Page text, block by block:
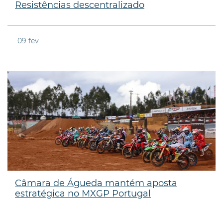
Resistências descentralizado
09 fev
Câmara de Águeda mantém aposta
estratégica no MXGP Portugal